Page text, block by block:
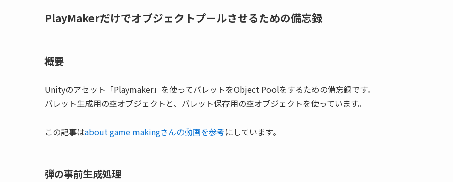
PlayMakerだけでオブジェクトプールさせるための備忘録
概要
Unityのアセット「Playmaker」を使ってバレットをObject Poolをするための備忘録です。
バレット生成用の空オブジェクトと、バレット保存用の空オブジェクトを使っています。
この記事はabout game makingさんの動画を参考にしています。
弾の事前生成処理